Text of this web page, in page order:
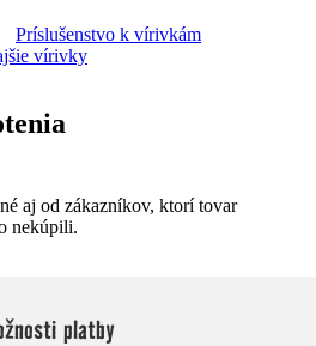
Príslušenstvo k vírivkám
vírivky
aj od zákazníkov, ktorí tovar
nekúpili.
platby